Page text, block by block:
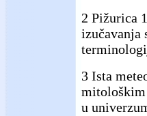
2 Pižurica
izučavanja
3 Ista
mitološkim
u